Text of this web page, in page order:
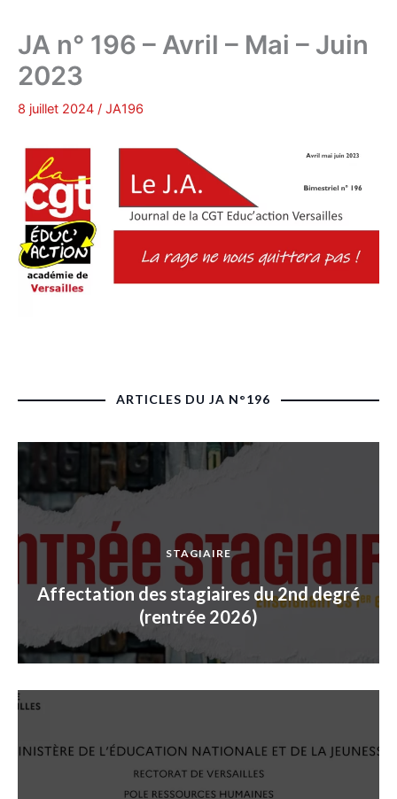
JA n° 196 – Avril – Mai – Juin
2023
8 juillet 2024 / JA196
ARTICLES DU JA N°196
STAGIAIRE
Affectation des stagiaires du 2nd degré
(rentrée 2026)